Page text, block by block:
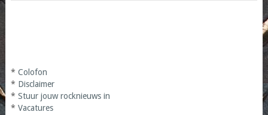
* Colofon
* Disclaimer
* Stuur jouw rocknieuws in
* Vacatures